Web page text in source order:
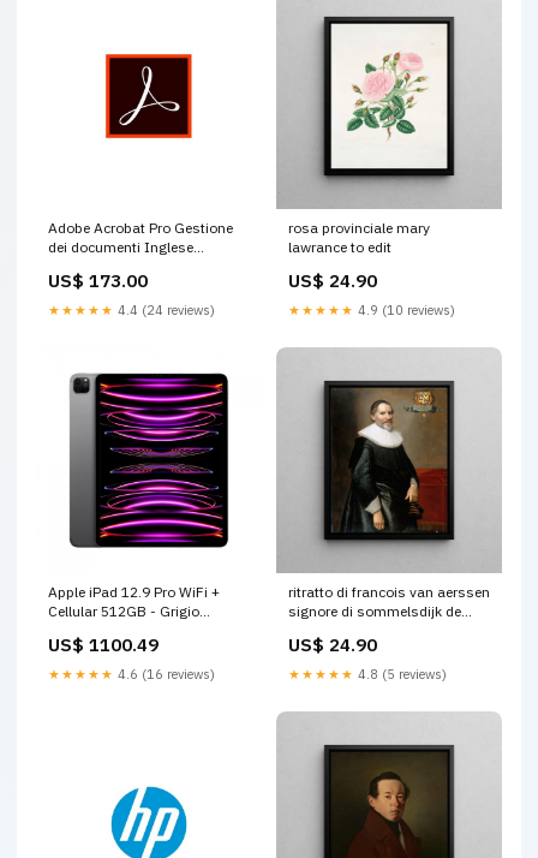
Adobe Acrobat Pro Gestione
dei documenti Inglese
- RNW 1Y L12) 194850587276
US$ 173.00
★★★★★ 4.4 (24 reviews)
rosa provinciale mary
lawrance to edit
US$ 24.90
★★★★★ 4.9 (10 reviews)
Apple iPad 12.9 Pro WiFi +
Cellular 512GB - Grigio
Pro Wi-Fi + Cellular - 6^
generazione - tablet - 512 GB -
US$ 1100.49
★★★★★ 4.6 (16 reviews)
ritratto di francois van aerssen
signore di sommelsdijk de
mierevelt Basse-Autriche
US$ 24.90
★★★★★ 4.8 (5 reviews)